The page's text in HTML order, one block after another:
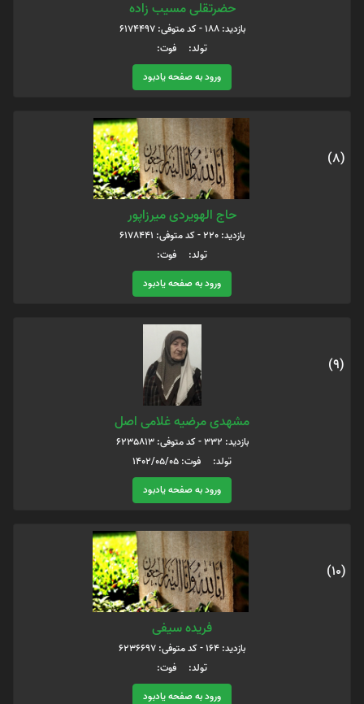
حضرتقلی مسیب زاده
بازدید: 188 - کد متوفی: 6174497
تولد: فوت:
ورود به صفحه یادبود
(8)
حاج الهویردی میرزاپور
بازدید: 220 - کد متوفی: 6178441
تولد: فوت:
ورود به صفحه یادبود
(9)
مشهدی مرضیه غلامی اصل
بازدید: 332 - کد متوفی: 6235813
تولد: فوت: 1402/05/05
ورود به صفحه یادبود
(10)
فریده سیفی
بازدید: 164 - کد متوفی: 6236697
تولد: فوت:
ورود به صفحه یادبود